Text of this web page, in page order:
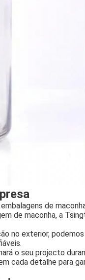
de
de maconha, a
no exterior,
o seu projecto
cada detalhe para